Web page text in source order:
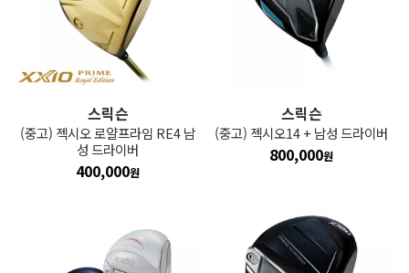
스릭슨
(중고) 젝시오 로얄프라임 RE4 남
성 드라이버
400,000원
스릭슨
(중고) 젝시오14 + 남성 드라이버
800,000원